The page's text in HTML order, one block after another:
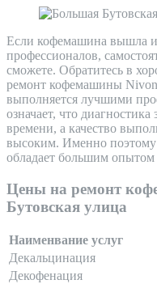
Если кофемашина вышла
профессионалов,
сможете. Обратитесь в
ремонт кофемашины
выполняется лучшими
означает, что
времени, а качество
высоким. Именно поэтому
обладает большим
Цены на ремонт
Бутовская улица
Наименвание услуг
Декальцинация
Декофенация